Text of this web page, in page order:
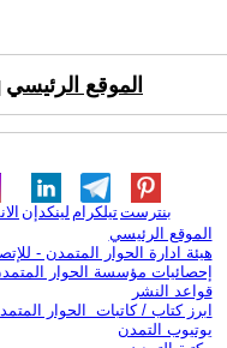
الموقع الرئيسي
لينكدإن تيلكرامبنترست
الموقع الرئيسي
هيئة ادارة الحوار المتمدن -
إحصائيات مؤسسة الحوار
قواعد النشر
ابرز كتاب / كاتبات الحوار
يوتيوب التمدن